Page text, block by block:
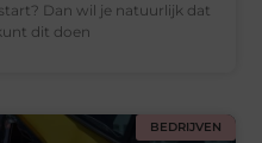
Dan wil je natuurlijk dat
dit doen
BEDRIJVEN